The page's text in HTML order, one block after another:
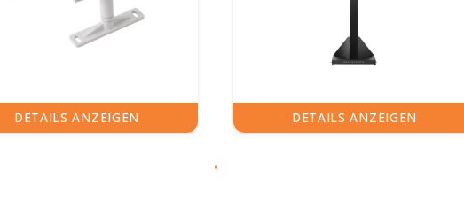
DETAILS ANZEIGEN DETAILS ANZEIGEN